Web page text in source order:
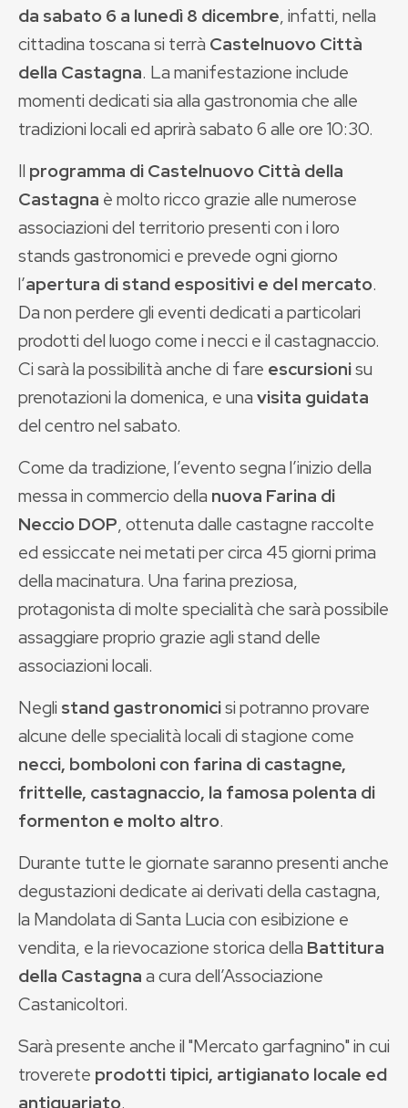
da sabato 6 a lunedì 8 dicembre, infatti, nella
cittadina toscana si terrà Castelnuovo Città
della Castagna. La manifestazione include
momenti dedicati sia alla gastronomia che alle
tradizioni locali ed aprirà sabato 6 alle ore 10:30.
Il programma di Castelnuovo Città della
Castagna è molto ricco grazie alle numerose
associazioni del territorio presenti con i loro
stands gastronomici e prevede ogni giorno
l’apertura di stand espositivi e del mercato.
Da non perdere gli eventi dedicati a particolari
prodotti del luogo come i necci e il castagnaccio.
Ci sarà la possibilità anche di fare escursionisu
prenotazioni la domenica, e unavisita guidata
del centro nel sabato.
Come da tradizione, l’evento segna l’inizio della
messa in commercio della nuova Farina di
Neccio DOP, ottenuta dalle castagne raccolte
ed essiccate nei metati per circa 45 giorni prima
della macinatura. Una farina preziosa,
protagonista di molte specialità che sarà possibile
assaggiare proprio grazie agli stand delle
associazioni locali.
Negli stand gastronomicisi potranno provare
alcune delle specialità locali di stagione come
necci, bomboloni con farina di castagne,
frittelle, castagnaccio, la famosa polenta di
formenton e molto altro.
Durante tutte le giornate saranno presenti anche
degustazioni dedicate ai derivati della castagna,
la Mandolata di Santa Lucia con esibizione e
vendita, e la rievocazione storica della Battitura
della Castagnaa cura dell’Associazione
Castanicoltori.
Sarà presente anche il "Mercato garfagnino" in cui
troverete prodotti tipici, artigianato locale ed
antiquariato.